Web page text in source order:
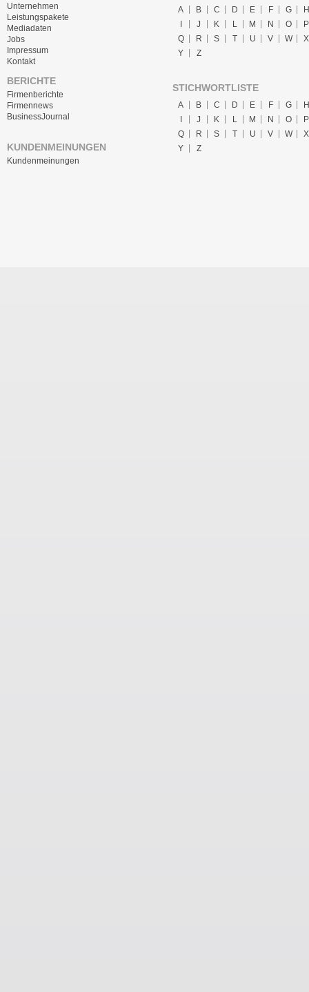
Unternehmen
Leistungspakete
Mediadaten
Jobs
Impressum
Kontakt
BERICHTE
Firmenberichte
Firmennews
BusinessJournal
KUNDENMEINUNGEN
Kundenmeinungen
A B C D E F G
H
J K L M N O
P
Q
R S T U V W
X
Y
Z
STICHWORTLISTE
A B C D E F G
H
J K L M N O
P
Q
R S T U V W
X
Y
Z